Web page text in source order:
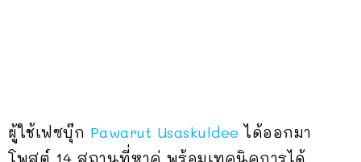
ผู้ใช้เฟซบุ๊ก Pawarut Usaskuldeeได้ออกมา
โพสต์ 14 สถานที่หาคู่ พร้อมเทคนิคการได้